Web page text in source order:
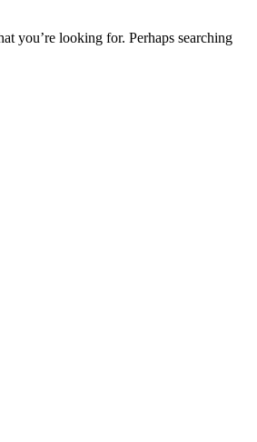
you’re looking for. Perhaps searching